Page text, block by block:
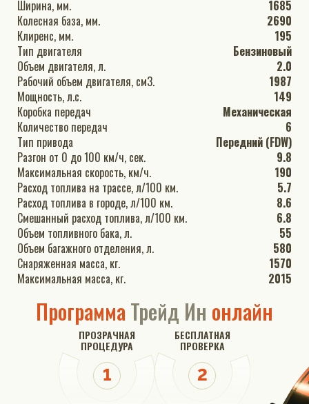
Ширина, мм.
1685
Колесная база, мм.
2690
Клиренс, мм.
195
Тип двигателя
Бензиновый
Объем двигателя, л.
2.0
Рабочий объем двигателя, см3.
1987
Мощность, л.с.
149
Коробка передач
Механическая
Количество передач
6
Тип привода
Передний (FDW)
Разгон от 0 до 100 км/ч, сек.
9.8
Максимальная скорость, км/ч.
190
Расход топлива на трассе, л/100 км.
5.7
Расход топлива в городе, л/100 км.
8.6
Смешанный расход топлива, л/100 км.
6.8
Объем топливного бака, л.
55
Объем багажного отделения, л.
580
Снаряженная масса, кг.
1570
Максимальная масса, кг.
2015
ПрограммаТрейд Ин онлайн
ПРОЗРАЧНАЯ
ПРОЦЕДУРА
БЕСПЛАТНАЯ
ПРОВЕРКА